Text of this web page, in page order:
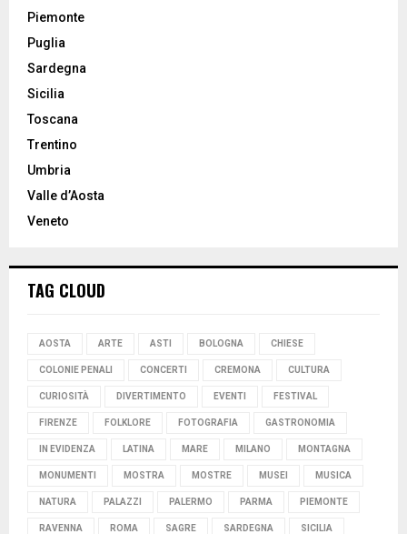
Piemonte
Puglia
Sardegna
Sicilia
Toscana
Trentino
Umbria
Valle d’Aosta
Veneto
TAG CLOUD
AOSTA ARTE ASTI BOLOGNA CHIESE
COLONIE PENALI CONCERTI CREMONA CULTURA
CURIOSITÀ DIVERTIMENTO EVENTI FESTIVAL
FIRENZE FOLKLORE FOTOGRAFIA GASTRONOMIA
IN EVIDENZA LATINA MARE MILANO MONTAGNA
MONUMENTI MOSTRA MOSTRE MUSEI MUSICA
NATURA PALAZZI PALERMO PARMA PIEMONTE
RAVENNA ROMA SAGRE SARDEGNA SICILIA